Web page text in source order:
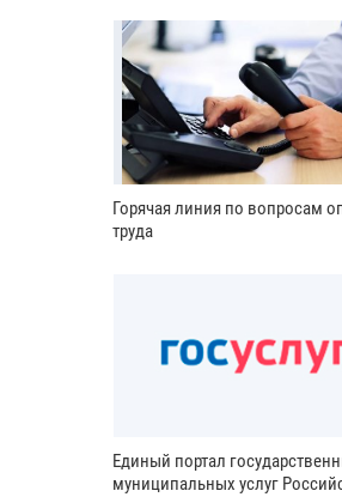
Горячая линия по вопросам
труда
Единый портал
муниципальных услуг